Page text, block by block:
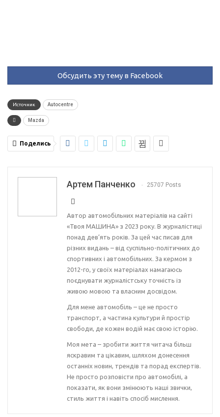
Обсудить эту тему в Facebook
Источник Autocentre
Mazda
Поделись
Артем Панченко 25707 Posts
Автор автомобільних матеріалів на сайті
«Твоя МАШИНА» з 2023 року. В журналістиці
понад дев’ять років. За цей час писав для
різних видань – від суспільно-політичних до
спортивних і автомобільних. За кермом з
2012-го, у своїх матеріалах намагаюсь
поєднувати журналістську точність із
живою мовою та власним досвідом.
Для мене автомобіль – це не просто
транспорт, а частина культури й простір
свободи, де кожен водій має свою історію.
Моя мета – зробити життя читача більш
яскравим та цікавим, шляхом донесення
останніх новин, трендів та порад експертів.
Не просто розповісти про автомобілі, а
показати, як вони змінюють наші звички,
стиль життя і навіть спосіб мислення.